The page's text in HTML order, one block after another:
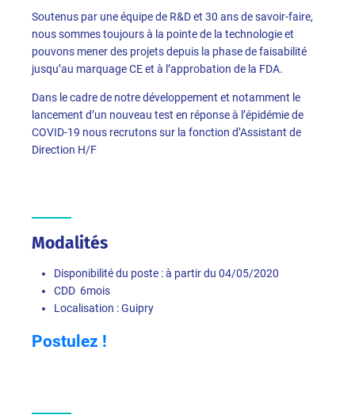
Soutenus par une équipe de R&D et 30 ans de savoir-faire,
nous sommes toujours à la pointe de la technologie et
pouvons mener des projets depuis la phase de faisabilité
jusqu’au marquage CE et à l’approbation de la FDA.
Dans le cadre de notre développement et notamment le
lancement d’un nouveau test en réponse à l’épidémie de
COVID-19 nous recrutons sur la fonction d’Assistant de
Direction H/F
Modalités
Disponibilité du poste : à partir du 04/05/2020
CDD 6mois
Localisation : Guipry
Postulez !